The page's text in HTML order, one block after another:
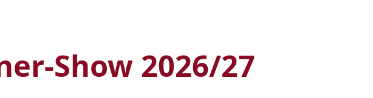
Show 2026/27